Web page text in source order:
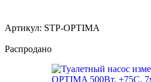
Артикул: STP-OPTIMA
Распродано